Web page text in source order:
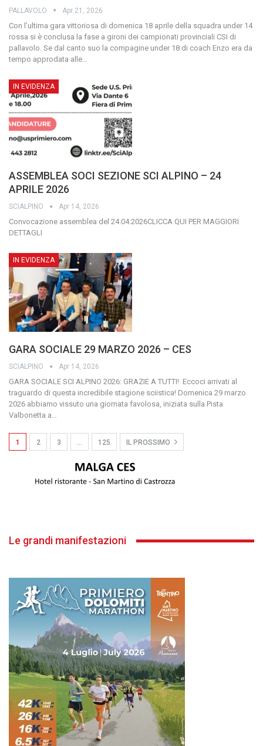
PALLAVOLO Apr 21, 2026
Con l’ultima gara vittoriosa di domenica 18 aprile della squadra under 14
rossa si è conclusa la fase a gironi dei campionati provinciali CSI di
pallavolo. Se dal canto suo la compagine under 18 di coach Enzo era da
tempo approdata alle
IN EVIDENZA
ASSEMBLEA SOCI SEZIONE SCI ALPINO – 24
APRILE 2026
SCIALPINO Apr 14, 2026
Convocazione assemblea del 24.04.2026CLICCA QUI PER MAGGIORI
DETTAGLI
IN EVIDENZA
GARA SOCIALE 29 MARZO 2026 – CES
SCIALPINO Apr 14, 2026
GARA SOCIALE SCI ALPINO 2026: GRAZIE A TUTTI! Eccoci arrivati al
traguardo di questa incredibile stagione sciistica! Domenica 29 marzo
2026 abbiamo vissuto una giornata favolosa, iniziata sulla Pista
Valbonetta a…
1 2 3 … 125 IL PROSSIMO
Le grandi manifestazioni